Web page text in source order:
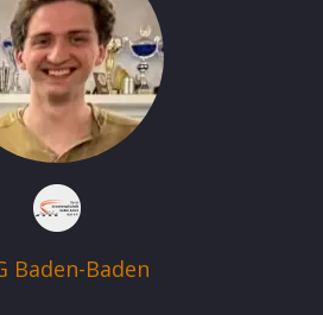
Baden-Baden